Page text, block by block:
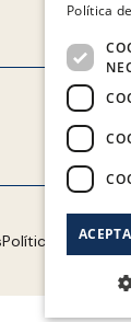
Política de
Política